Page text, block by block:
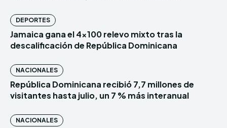
DEPORTES
Jamaica gana el 4×100 relevo mixto tras la
descalificación de República Dominicana
NACIONALES
República Dominicana recibió 7,7 millones de
visitantes hasta julio, un 7 % más interanual
NACIONALES